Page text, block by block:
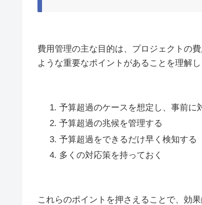
費用管理の主な目的は、プロジェクトの
ような重要なポイントがあることを理解し
予算超過のケースを想定し、事前に
予算超過の兆候を管理する
予算超過をできるだけ早く検知する
多くの対応策を持っておく
これらのポイントを押さえることで、効